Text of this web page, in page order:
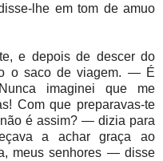
lhe em tom de amuo
e depois de descer do
o saco de viagem. — É
imaginei que me
Com que preparavas-te
é assim? — dizia para
a achar graça ao
meus senhores — disse